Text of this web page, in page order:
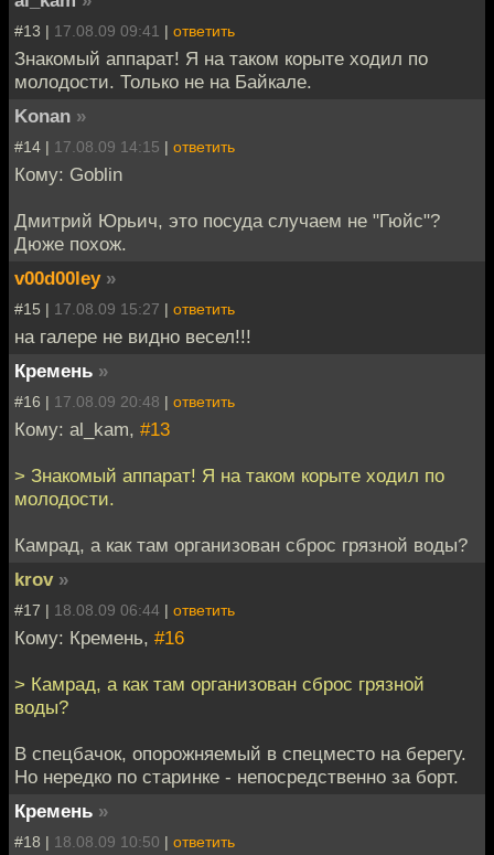
#13 | 17.08.09 09:41 | ответить
Знакомый аппарат! Я на таком корыте ходил по
молодости. Только не на Байкале.
Konan »
#14 | 17.08.09 14:15 | ответить
Кому: Goblin
Дмитрий Юрьич, это посуда случаем не "Гюйс"?
Дюже похож.
v00d00ley »
#15 | 17.08.09 15:27 | ответить
на галере не видно весел!!!
Кремень »
#16 | 17.08.09 20:48 | ответить
Кому: al_kam, #13
> Знакомый аппарат! Я на таком корыте ходил по
молодости.
Камрад, а как там организован сброс грязной воды?
krov »
#17 | 18.08.09 06:44 | ответить
Кому: Кремень, #16
> Камрад, а как там организован сброс грязной
воды?
В спецбачок, опорожняемый в спецместо на берегу.
Но нередко по старинке - непосредственно за борт.
Кремень »
#18 | 18.08.09 10:50 | ответить